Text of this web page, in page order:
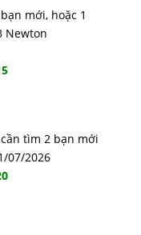
mới, hoặc 1
Newton
tìm 2 bạn mới
07/2026